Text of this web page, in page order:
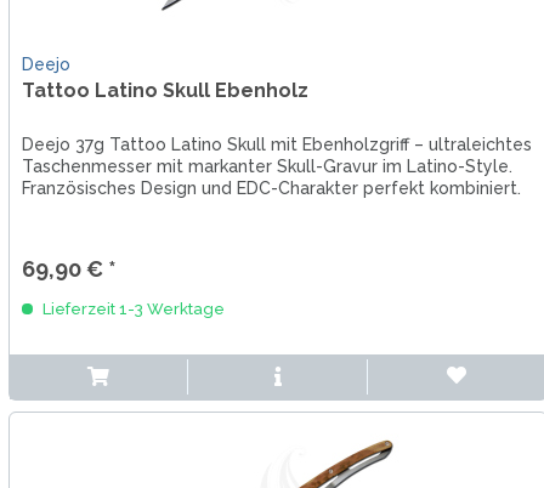
Deejo
Tattoo Latino Skull Ebenholz
Deejo 37g Tattoo Latino Skull mit Ebenholzgriff – ultraleichtes
Taschenmesser mit markanter Skull-Gravur im Latino-Style.
Französisches Design und EDC-Charakter perfekt kombiniert.
69,90 € *
Lieferzeit 1-3 Werktage